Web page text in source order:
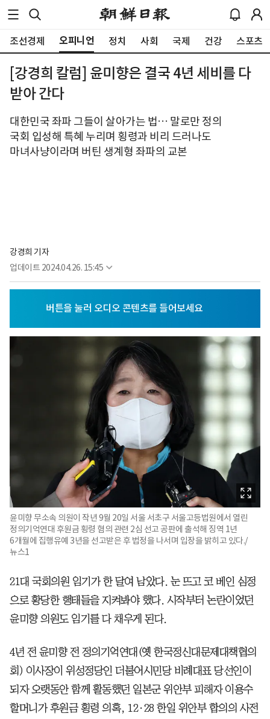
조선경제 오피니언 정치 사회 국제 건강 스포츠
[강경희 칼럼] 윤미향은 결국 4년 세비를 다
받아 간다
대한민국 좌파 그들이 살아가는 법… 말로만 정의
국회 입성해 특혜 누리며 횡령과 비리 드러나도
마녀사냥이라며 버틴 생계형 좌파의 교본
강경희 기자
업데이트 2024.04.26. 15:45
윤미향 무소속 의원이 작년 9월 20일 서울 서초구 서울고등법원에서 열린
정의기억연대 후원금 횡령 혐의 관련 2심 선고 공판에 출석해 징역 1년
6개월에 집행유예 3년을 선고받은 후 법정을 나서며 입장을 밝히고 있다./
뉴스1
21대 국회의원 임기가 한 달여 남았다. 눈 뜨고 코 베인 심정
으로 황당한 행태들을 지켜봐야 했다. 시작부터 논란이었던
윤미향 의원도 임기를 다 채우게 된다.
4년 전 윤미향 전 정의기억연대(옛 한국정신대문제대책협의
회) 이사장이 위성정당인 더불어시민당 비례대표 당선인이
되자 오랫동안 함께 활동했던 일본군 위안부 피해자 이용수
할머니가 후원금 횡령 의혹, 12·28 한일 위안부 합의의 사전